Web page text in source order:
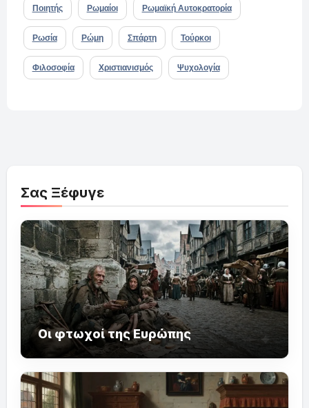
Ποιητής Ρωμαίοι Ρωμαϊκή Αυτοκρατορία
Ρωσία Ρώμη Σπάρτη Τούρκοι
Φιλοσοφία Χριστιανισμός Ψυχολογία
Σας Ξέφυγε
Οι φτωχοί της Ευρώπης